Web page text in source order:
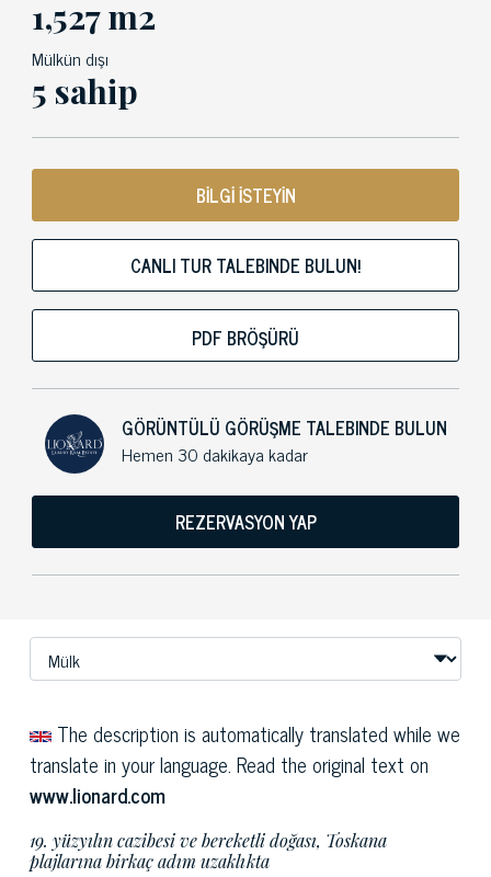
1,527 m2
Mülkün dışı
5 sahip
BİLGİ İSTEYİN
CANLI TUR TALEBINDE BULUN!
PDF BRÖŞÜRÜ
GÖRÜNTÜLÜ GÖRÜŞME TALEBINDE BULUN
Hemen 30 dakikaya kadar
REZERVASYON YAP
The description is automatically translated while we
translate in your language. Read the original text on
www.lionard.com
19. yüzyılın cazibesi ve bereketli doğası, Toskana
plajlarına birkaç adım uzaklıkta